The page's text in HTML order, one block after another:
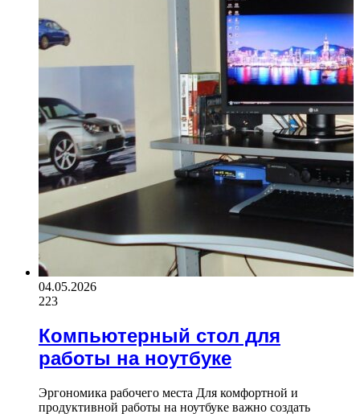
04.05.2026
223
Компьютерный стол для
работы на ноутбуке
Эргономика рабочего места Для комфортной и
продуктивной работы на ноутбуке важно создать